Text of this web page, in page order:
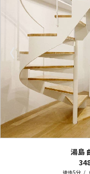
〈
湯島
徒歩5分